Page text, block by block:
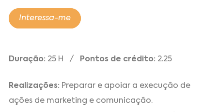
Interessa-me
Duração: 25 H / Pontos de crédito: 2.25
Realizações: Preparar e apoiar a execução de
ações de marketing e comunicação.